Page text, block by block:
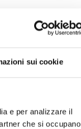
sui cookie
e per analizzare il
che si occupano